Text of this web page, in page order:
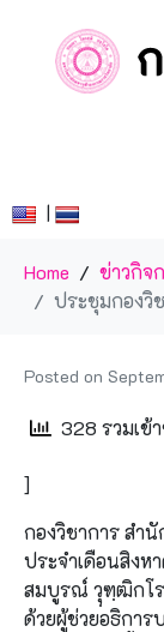
|
Home
ข่าวกิจ
ประชุมกองวิช
Posted on
328 รวมเข้
]
กองวิชาการ สำ
ประจำเดือนสิง
สมบูรณ์ วฺุฑฺฒิกโร
ด้วยผู้ช่วยอธิการ